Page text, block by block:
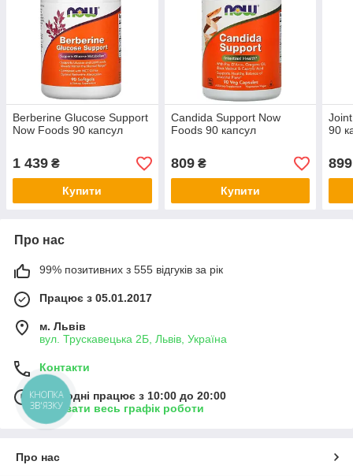
Berberine Glucose Support
Now Foods 90 капсул
1 439 ₴
Купити
Candida Support Now
Foods 90 капсул
809₴
Купити
90
899
Про нас
99% позитивних з 555 відгуків за рік
Працює з 05.01.2017
м. Львів
вул. Трускавецька 2Б, Львів, Україна
Контакти
Сьогодні працює з 10:00 до 20:00
Показати весь графік роботи
Про нас
КНОПКА
ЗВ'ЯЗКУ